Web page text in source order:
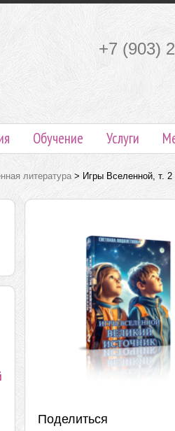
+7 (903)
Обучение Услуги
литература> Игры Вселенной, т. 2
Поделиться: